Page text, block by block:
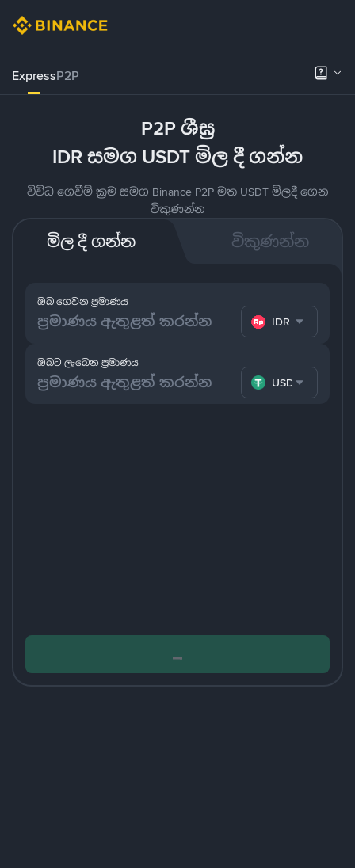
ExpressP2P
P2P ශීඝ්‍ර
IDR සමග USDT මිල දී ගන්න
විවිධ ගෙවීම් ක්‍රම සමග Binance P2P මත USDT මිලදී ගෙන
විකුණන්න
මිල දී ගන්න විකුණන්න
ඔබ ගෙවන ප්‍රමාණය
IDR
ඔබට ලැබෙන ප්‍රමාණය
USDT